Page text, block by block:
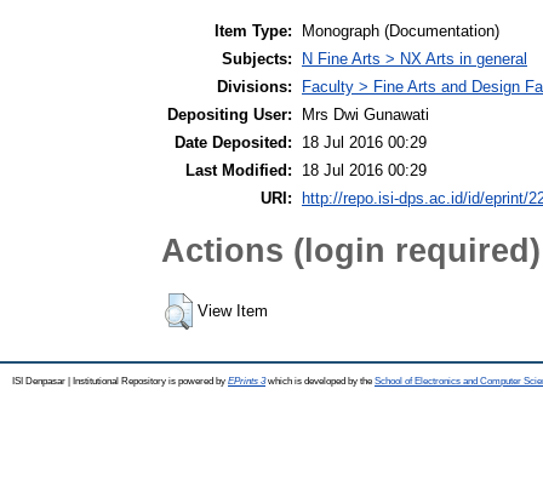
Item Type:
Monograph (Documentation)
Subjects:
N Fine Arts > NX Arts in general
Divisions:
Faculty > Fine Arts and Design
Depositing User:
Mrs Dwi Gunawati
Date Deposited:
18 Jul 2016 00:29
Last Modified:
18 Jul 2016 00:29
URI:
http://repo.isi-dps.ac.id/id/eprint/
Actions (login required)
View Item
ISI Denpasar | Institutional Repository is powered by EPrints 3which is developed by the School of Electronics and Computer